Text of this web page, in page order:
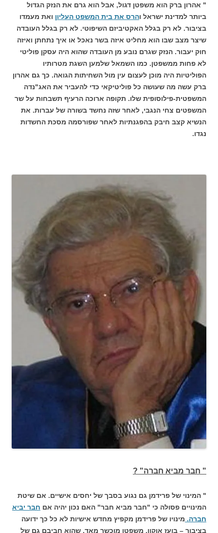
" אהרון ברק הוא משפטן דגול, אבל הוא גרם את הנזק הגדול
ביותר למדינת ישראל והרס את בית המשפט העליון ואת מעמדו
בציבור. לא רק בגלל האקטיביזם השיפוטי. לא רק בגלל העובדה
שיצר מצב שבו הוא מחליט איזה בשר נאכל או איך נתחתן ואיזה
חוק יעבור. הנזק שגרם נובע מן העובדה שהוא היה עסקן פוליטי
לא פחות ממשפטן. כמו השמאל שלמען השגת מטרותיו
הפוליטיות היה מוכן לעצום עין מול השחיתות הגואה. כך גם אהרון
ברק עשה מה שעושה כל פוליטיקאי כדי להעביר את האג"נדה
המשפטית-פילוסופית שלו. תקופה ארוכה הרעיף תשבחות על שר
המשפטים צחי הנגבי, לאחר שזה נחשד בשורה של עברות. את
הנשיא קצב חיבק בהפגנתיות לאחר שפורסמה מסכת החשדות
נגדו.
" חבר מביא חברה" ?
" המינוי של פרידמן גם נגוע בסבך של יחסים אישיים. אם שיטת
המינויים פסולה כי "חבר מביא חבר" האם נכון יהיה אם חבר יביא
חברה. מינויו של פרידמן מקפיץ מחדש אישיות לא כל כך ידועה
בציבור – בועז אוקון. משפטן מוכשר מאד, שהוא חביבם גם של